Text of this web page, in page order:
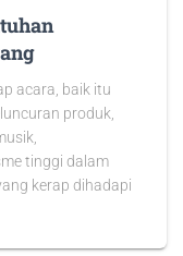
acara, baik itu
produk,
tinggi dalam
kerap dihadapi